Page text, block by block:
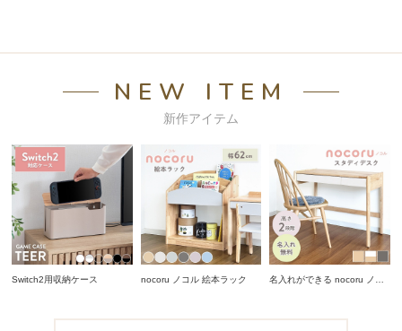
NEW ITEM
新作アイテム
Switch2用収納ケース nocoru ノコル 絵本ラック
名入れができる nocoru ノコ